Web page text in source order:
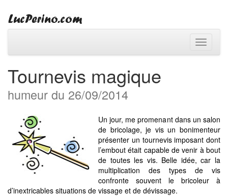
Toggle
Tournevis magique
humeur du 26/09/2014
Un jour, me promenant dans un salon
de bricolage, je vis un bonimenteur
présenter un tournevis imposant dont
l’embout était capable de venir à bout
de toutes les vis. Belle idée, car la
multiplication des types de vis
confronte souvent le bricoleur à
d’inextricables situations de vissage et de dévissage.